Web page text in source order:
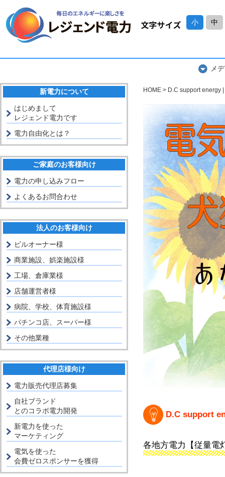
小 中
メ
新電力について
はじめまして
レジェンド電力です
電力自由化とは？
ご家庭のお客様向け
電力の申し込みフロー
よくあるお問合わせ
法人のお客様向け
ビルオーナー様
商業施設、娯楽施設様
工場、倉庫業様
店舗運営者様
病院、学校、体育施設様
パチンコ店、スーパー様
その他業種
代理店様向け
電力販売代理店募集
自社ブランド
とのコラボ電力開発
新電力を使った
マーケティング
電気を使った
会費ゼロスポンサーを獲得
HOME D.C support energy
D.C support
各地方電力【従量電